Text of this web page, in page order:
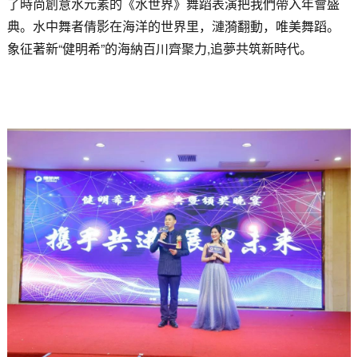
了時尚創意水元素的《水世界》舞蹈表演把我們帶入年會盛
典。水中舞者倩影在海洋的世界里，漣漪翻動，唯美舞蹈。
象征著新“健明希”的海納百川齊聚力,追夢共筑新時代。